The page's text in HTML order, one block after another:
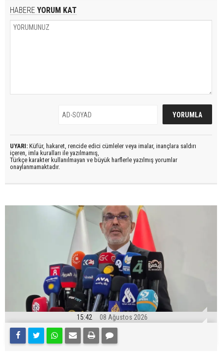
HABERE YORUM KAT
UYARI: Küfür, hakaret, rencide edici cümleler veya imalar, inançlara saldırı
içeren, imla kuralları ile yazılmamış,
Türkçe karakter kullanılmayan ve büyük harflerle yazılmış yorumlar
onaylanmamaktadır.
15:42 08 Ağustos 2026